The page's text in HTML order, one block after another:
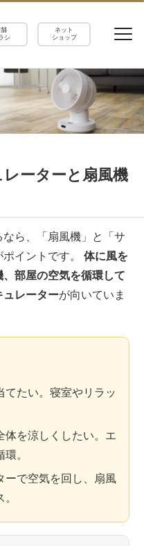
舗
シ
ネット
ショップ
ーターと扇風機
ら、「扇風機」と「サ
イントです。 体に風を
部屋の空気を循環して
ュレーターが向いていま
てたい。寝室やリラッ
体を涼しくしたい。エ
。
ーで空気を回し、扇風